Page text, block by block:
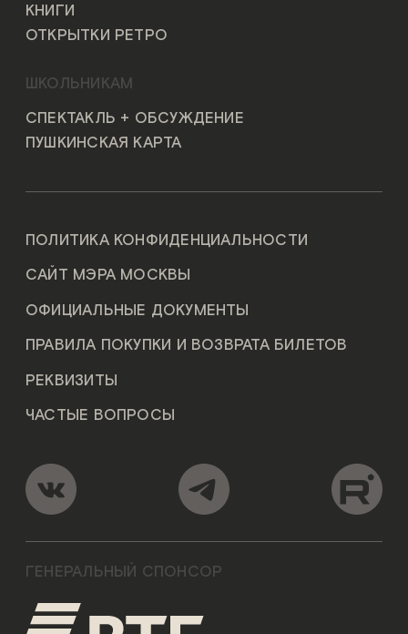
КНИГИ
ОТКРЫТКИ РЕТРО
ШКОЛЬНИКАМ
СПЕКТАКЛЬ + ОБСУЖДЕНИЕ
ПУШКИНСКАЯ КАРТА
ГЕНЕРАЛЬНЫЙ СПОНСОР
ПОЛИТИКА КОНФИДЕНЦИАЛЬНОСТИ
САЙТ МЭРА МОСКВЫ
ОФИЦИАЛЬНЫЕ ДОКУМЕНТЫ
ПРАВИЛА ПОКУПКИ И ВОЗВРАТА БИЛЕТОВ
РЕКВИЗИТЫ
ЧАСТЫЕ ВОПРОСЫ